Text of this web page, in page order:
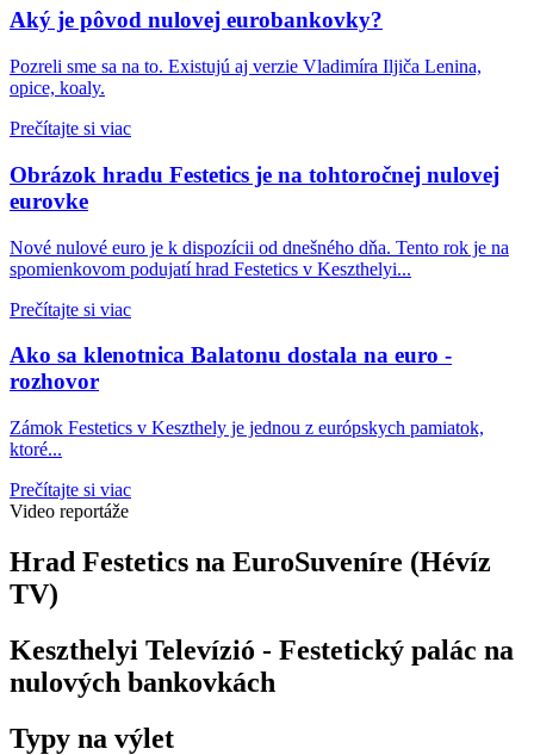
Aký je pôvod nulovej eurobankovky?
Pozreli sme sa na to. Existujú aj verzie Vladimíra Iljiča Lenina,
opice, koaly.
Prečítajte si viac
Obrázok hradu Festetics je na tohtoročnej nulovej
eurovke
Nové nulové euro je k dispozícii od dnešného dňa. Tento rok je na
spomienkovom podujatí hrad Festetics v Keszthelyi...
Prečítajte si viac
Ako sa klenotnica Balatonu dostala na euro -
rozhovor
Zámok Festetics v Keszthely je jednou z európskych pamiatok,
ktoré...
Prečítajte si viac
Video reportáže
Hrad Festetics na EuroSuveníre (Hévíz
TV)
Keszthelyi Televízió - Festetický palác na
nulových bankovkách
Typy na výlet